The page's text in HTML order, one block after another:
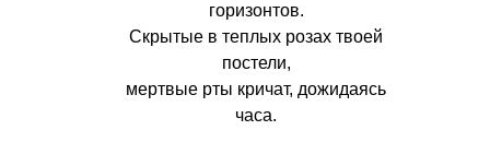
горизонтов.
Скрытые в теплых розах твоей
постели,
мертвые рты кричат, дожидаясь
часа.